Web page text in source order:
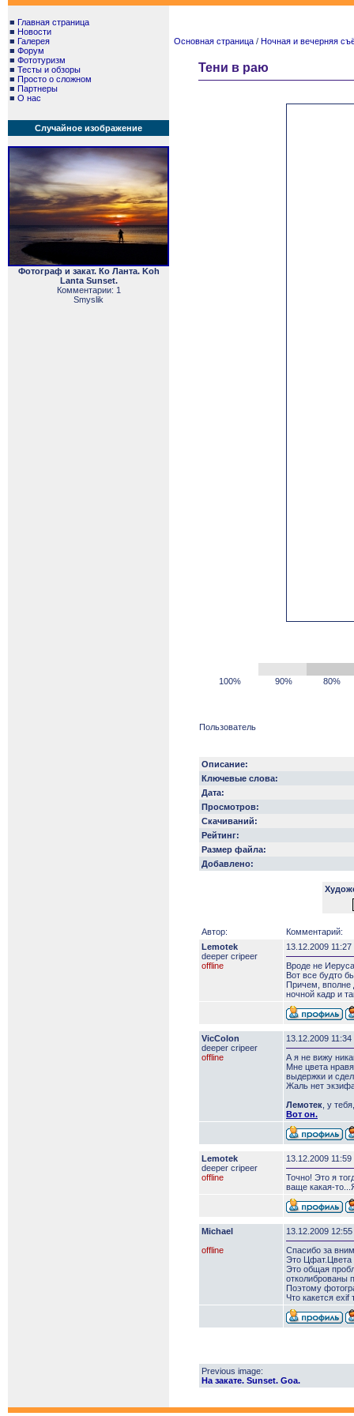
■ Главная страница
■ Новости
■ Галерея
■ Форум
■ Фототуризм
■ Тесты и обзоры
■ Просто о сложном
■ Партнеры
■ О нас
Случайное изображение
Фотограф и закат. Ко Ланта. Koh
Lanta Sunset.
Комментарии: 1
Smyslik
Основная страница / Ночная и вечерняя
Тени в раю
100% 90% 80%
Пользователь
Описание:
Ключевые слова:
Дата:
Просмотров:
Скачиваний:
Рейтинг:
Размер файла:
Добавлено:
Автор:
Комментарий:
Lemotek
deeper сripeer
offline
13.12.2009 11:27
Вроде не
Вот все будто
Причем, вполне
ночной кадр и
VicColon
deeper сripeer
offline
13.12.2009 11:34
А я не вижу
Мне цвета
выдержки и
Жаль нет
Лемотек , у
Вот он.
Lemotek
deeper сripeer
offline
13.12.2009 11:59
Точно! Это я
ваще какая-
Michael
offline
13.12.2009 12:55
Спасибо за
Это Цфат.Цвета
Это общая
отколиброваны
Поэтому
Что какется exif
Previous image:
На закате. Sunset. Goa.